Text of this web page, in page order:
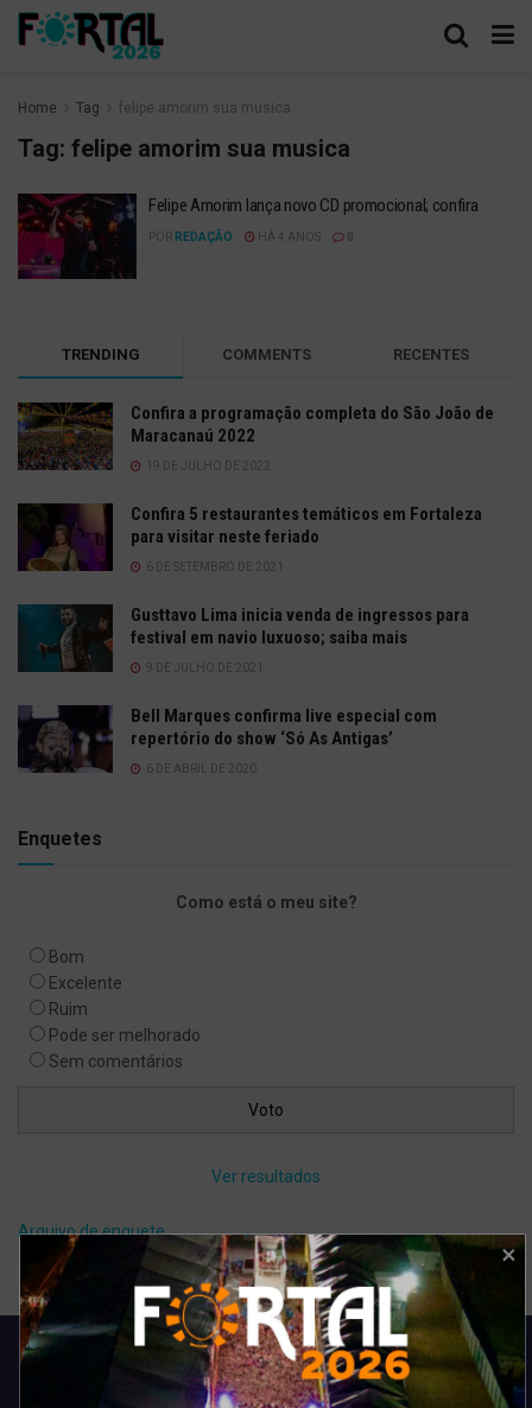
Home Tag felipe amorim sua musica
Tag: felipe amorim sua musica
Felipe Amorim lança novo CD promocional; confira
POR REDAÇÃO HÁ 4 ANOS
TRENDING COMMENTS RECENTES
Confira a programação completa do São João de
Maracanaú 2022
19 DE JULHO DE 2022
Confira 5 restaurantes temáticos em Fortaleza
para visitar neste feriado
6 DE SETEMBRO DE 2021
Gusttavo Lima inicia venda de ingressos para
festival em navio luxuoso; saiba mais
9 DE JULHO DE 2021
Bell Marques confirma live especial com
repertório do show ‘Só As Antigas’
6 DE ABRIL DE 2020
Enquetes
Como está o meu site?
Bom
Excelente
Ruim
Pode ser melhorado
Sem comentários
Ver resultados
Arquivo de enquete